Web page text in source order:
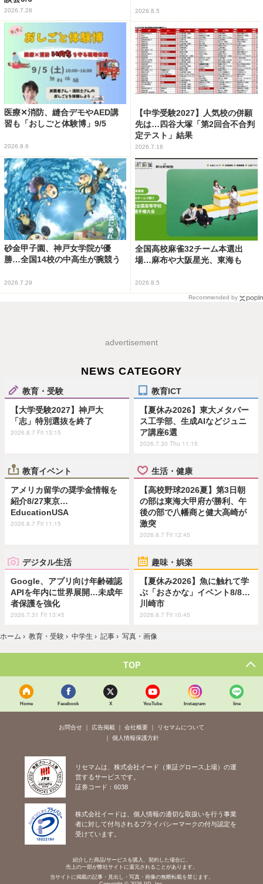
2026.7.28 2026.8.5
医療✕消防、縫合デモやAED講
習も「おしごと体験博」9/5
2026.8.6
【中学受験2027】人気校の併願
先は…四谷大塚「第2回合不合判
定テスト」結果
2026.7.16
砂金甲子園、神戸女学院が優
勝…全国14校の中高生が腕競う
2026.7.29
全国高校麻雀32チーム本選出
場…麻布や大阪星光、東海も
2026.8.5
Recommended by
advertisement
NEWS CATEGORY
教育・受験
【大学受験2027】神戸大
「志」特別選抜を終了
2026.8.7 Fri 13:15
教育ICT
【夏休み2026】東大メタバー
ス工学部、生成AIなどジュニ
ア講座6選
2026.7.30 Thu 11:15
教育イベント
アメリカ留学の奨学金情報を
紹介8/27東京…
EducationUSA
2026.8.7 Fri 11:15
生活・健康
【高校野球2026夏】第3日朝
の部は東海大甲府が勝利、午
後の部で八幡商と健大高崎が
激突
2026.8.7 Fri 12:45
デジタル生活
Google、アプリ向け年齢確認
APIを年内に世界展開…未成年
者保護を強化
2026.7.31 Fri 13:45
趣味・娯楽
【夏休み2026】魚に触れて学
ぶ「おさかな」イベント8/8…
川崎市
2026.8.7 Fri 10:45
ホーム › 教育・受験 › 中学生 › 記事 › 写真・画像
TOP
Home Facebook X YouTube Instagram line
お問合せ 広告掲載 会社概要
リセマムについて
個人情報保護方針
リセマムは、株式会社イード（東証グロース上場）の運
営するサービスです。
証券コード：6038
株式会社イードは、個人情報の適切な取扱いを行う事業
者に対して付与されるプライバシーマークの付与認定を
受けています。
紹介した商品/サービスを購入、契約した場合に、
売上の一部が弊社サイトに還元されることがあります。
当サイトに掲載の記事・見出し・写真・画像の無断転載を禁じます。